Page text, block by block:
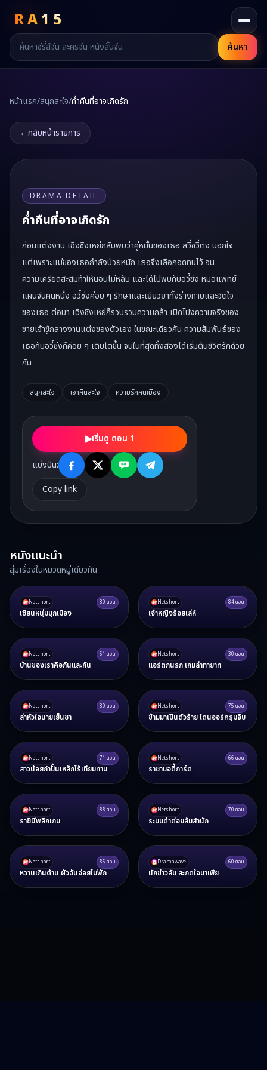
RA15
ค้นหา
หน้าแรก/สนุกสะใจ/ค่ำคืนที่อาจเกิดรัก
←กลับหน้ารายการ
DRAMA DETAIL
ค่ำคืนที่อาจเกิดรัก
ก่อนแต่งงาน เฉิงชิงเหย่กลับพบว่าคู่หมั้นของเธอ ลวี่ซวี่ตง นอกใจ
แต่เพราะแม่ของเธอกำลังป่วยหนัก เธอจึงเลือกอดทนไว้ จน
ความเครียดสะสมทำให้นอนไม่หลับ และได้ไปพบกับอวี๋ซ่ง หมอแพทย์
แผนจีนคนหนึ่ง อวี๋ซ่งค่อย ๆ รักษาและเยียวยาทั้งร่างกายและจิตใจ
ของเธอ ต่อมา เฉิงชิงเหย่ก็รวบรวมความกล้า เปิดโปงความจริงของ
ชายเจ้าชู้กลางงานแต่งของตัวเอง ในขณะเดียวกัน ความสัมพันธ์ของ
เธอกับอวี๋ซ่งก็ค่อย ๆ เติบโตขึ้น จนในที่สุดทั้งสองได้เริ่มต้นชีวิตรักด้วย
กัน
สนุกสะใจ เอาคืนสะใจ ความรักคนเมือง
▶เริ่มดู ตอน 1
แบ่งปัน:
Copy link
หนังแนะนำ
สุ่มเรื่องในหมวดหมู่เดียวกัน
Netshort 80 ตอน
เซียนหนุ่มบุกเมือง
Netshort 84ตอน
เจ้าหญิงร้อยเล่ห์
Netshort 51 ตอน
บ้านของเราคือกันและกัน
Netshort 30 ตอน
แอร์ตกนรก เกมล่าทายาท
Netshort 80 ตอน
ล่าหัวใจนายเย็นชา
Netshort 75 ตอน
ข้ามมาเป็นตัวร้าย โดนออร์ครุมจีบ
Netshort 71 ตอน
สาวน้อยกำปั้นเหล็กไร้เทียมทาน
Netshort 66 ตอน
ราชาบอดี้การ์ด
Netshort 88 ตอน
ราชินีพลิกเกม
Netshort 70 ตอน
ระบบด่าต่อยล้มสำนัก
Netshort 85 ตอน
หวานเกินต้าน ผัวฉันอ่อยไม่พัก
Dramawave 60 ตอน
นักข่าวลับ สะกดใจมาเฟีย